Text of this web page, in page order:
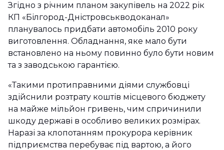
Згідно з річним планом закупівель на 2022 рік
КП «Білгород-Дністровськводоканал»
планувалось придбати автомобіль 2010 року
виготовлення. Обладнання, яке мало бути
встановлено на ньому повинно було бути новим
та з заводською гарантією.
«Такими протиправними діями службовці
здійснили розтрату коштів місцевого бюджету
на майже мільйон гривень, чим спричинили
шкоду державі в особливо великих розмірах.
Наразі за клопотанням прокурора керівник
підприємства перебуває під вартою, а його